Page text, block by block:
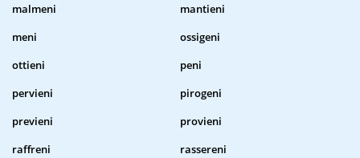
malmeni
mantieni
meni
ossigeni
ottieni
peni
pervieni
pirogeni
previeni
provieni
raffreni
rassereni